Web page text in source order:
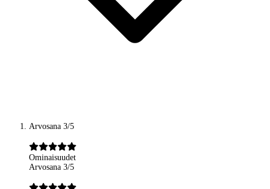
Arvosana 3/5
Ominaisuudet
Arvosana 3/5